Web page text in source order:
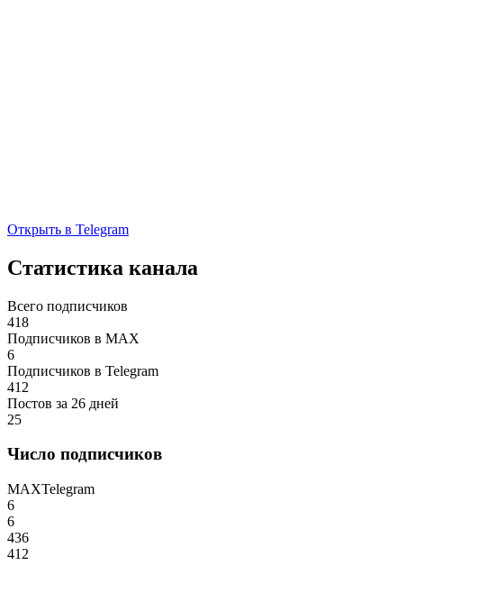
Открыть в Telegram
Статистика канала
Всего подписчиков
418
Подписчиков в MAX
6
Подписчиков в Telegram
412
Постов за 26 дней
25
Число подписчиков
MAXTelegram
6
6
436
412